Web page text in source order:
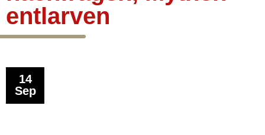
entlarven
14
Sep